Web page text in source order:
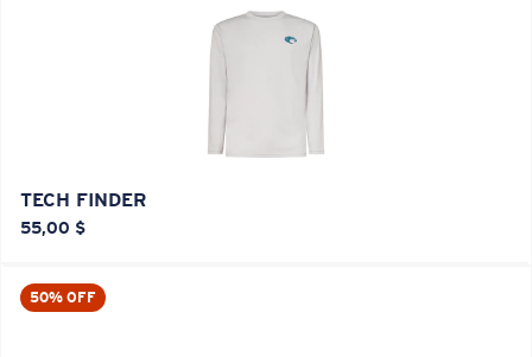
TECH FINDER
55,00 $
50% OFF